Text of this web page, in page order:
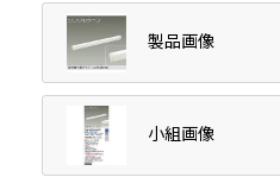
製品画像
小組画像